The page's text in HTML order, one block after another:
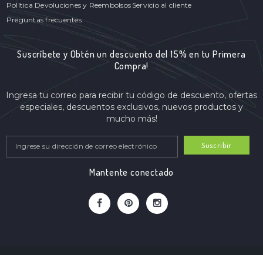
Política Devoluciones y Reembolsos Servicio al cliente
Preguntas frecuentes
Suscríbete y Obtén un descuento del 15% en tu Primera
Compra!
Ingresa tu correo para recibir tu código de descuento, ofertas
especiales, descuentos exclusivos, nuevos productos y
mucho más!
Suscribir
Mantente conectado